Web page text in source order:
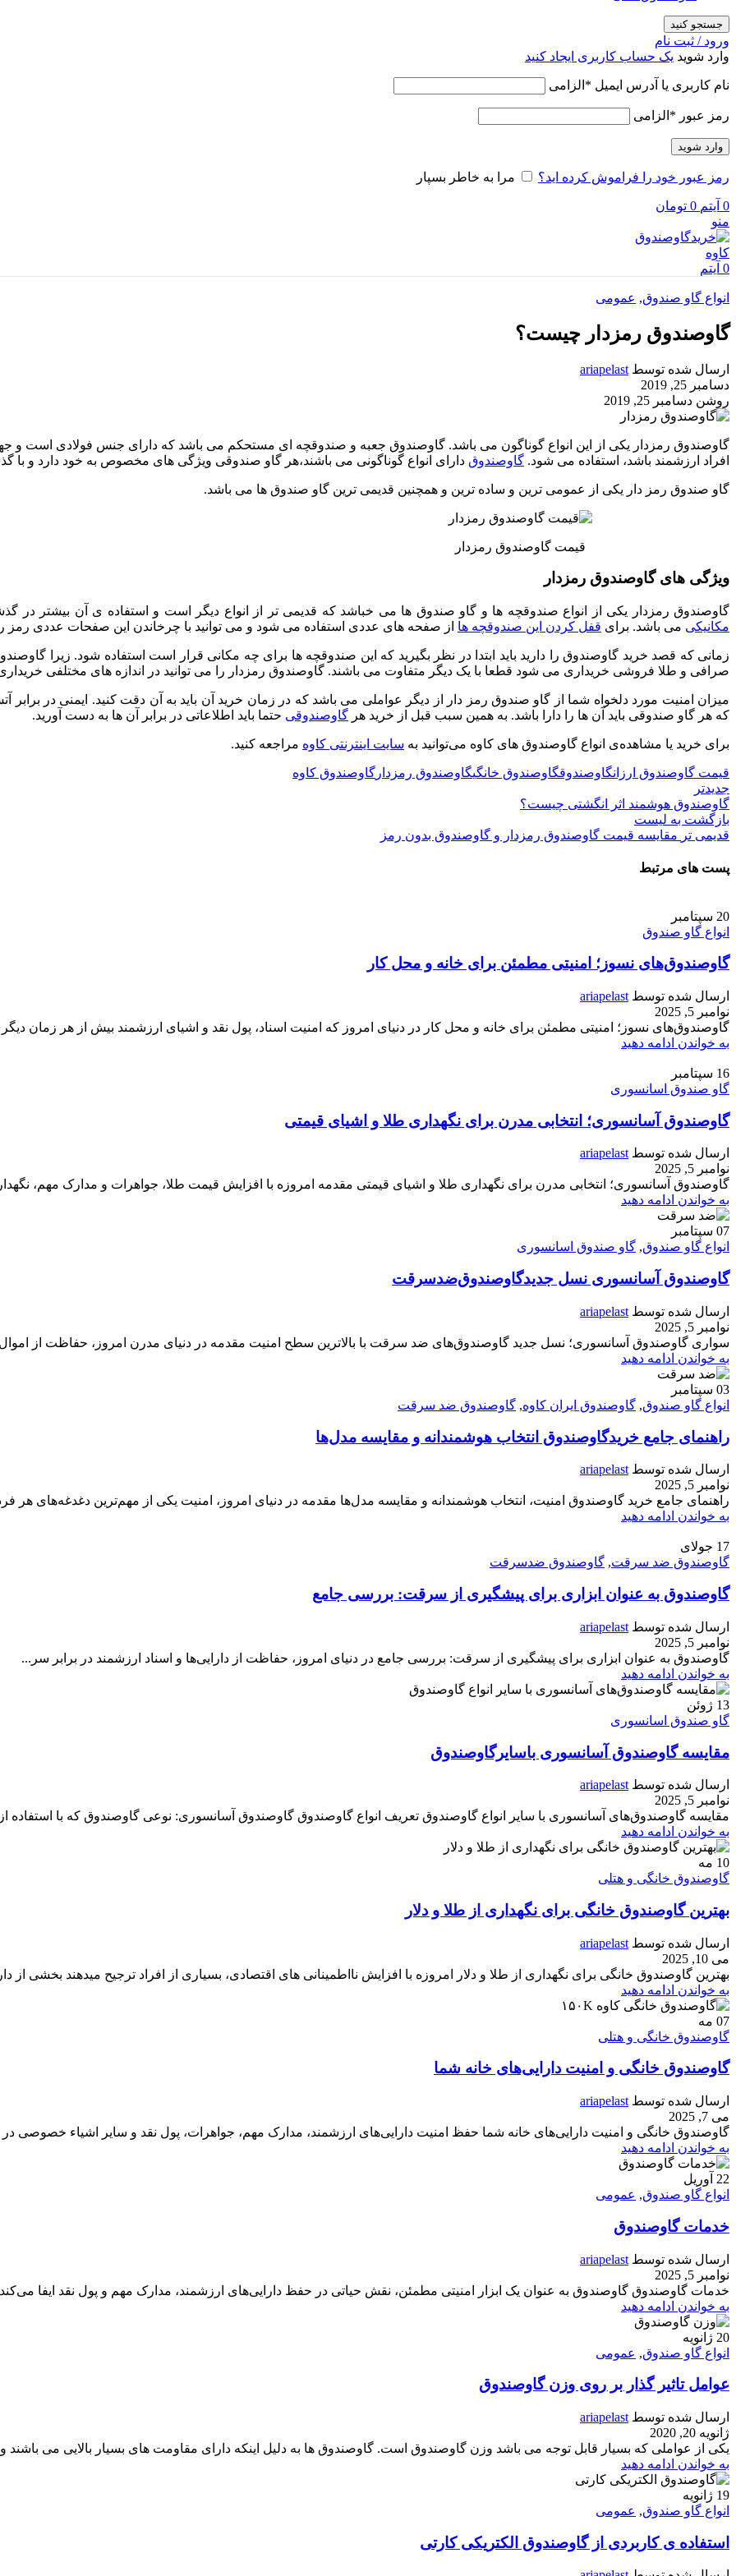
جستجو کنید
ورود / ثبت نام
وارد شوید یک حساب کاربری ایجاد کنید
نام کاربری یا آدرس ایمیل * الزامی
رمز عبور * الزامی
وارد شوید
رمز عبور خود را فراموش کرده اید؟ مرا به خاطر بسپار
0 آیتم 0 تومان
منو
0 آیتم
انواع گاو صندوق, عمومی
گاوصندوق رمزدار چیست؟
ارسال شده توسط ariapelast
دسامبر 25, 2019
روشن دسامبر 25, 2019
گاوصندوق رمزدار یکی از این انواع گوناگون می باشد. گاوصندوق جعبه و صندوقچه ای مستحکم می باشد که دارای جنس فولادی است و
افراد ارزشمند باشد، استفاده می شود. گاوصندوق دارای انواع گوناگونی می باشند،هر گاو صندوقی ویژگی های مخصوص به خود دارد و با
گاو صندوق رمز دار یکی از عمومی ترین و ساده ترین و همچنین قدیمی ترین گاو صندوق ها می باشد.
قیمت گاوصندوق رمزدار
ویژگی های گاوصندوق رمزدار
گاوصندوق رمزدار یکی از انواع صندوقچه ها و گاو صندوق ها می خباشد که قدیمی تر از انواع دیگر است و استفاده ی آن بیشتر
مکانیکی می باشد. برای قفل کردن این صندوقچه ها از صفحه های عددی استفاده می شود و می توانید با چرخاندن این صفحات عددی رمز را
زمانی که قصد خرید گاوصندوق را دارید باید ابتدا در نظر بگیرید که این صندوقچه ها برای چه مکانی قرار است استفاده شود. زیرا
صرافی و طلا فروشی خریداری می شود قطعا با یک دیگر متفاوت می باشند. گاوصندوق رمزدار را می توانید در اندازه های مختلفی
میزان امنیت مورد دلخواه شما از گاو صندوق رمز دار از دیگر عواملی می باشد که در زمان خرید آن باید به آن دقت کنید. ایمنی در
که هر گاو صندوقی باید آن ها را دارا باشد. به همین سبب قبل از خرید هر گاوصندوقی حتما باید اطلاعاتی در برابر آن ها به دست آورید.
برای خرید یا مشاهده‌ی انواع گاوصندوق های کاوه می‌توانید به سایت اینترنتی کاوه مراجعه کنید.
قیمت گاوصندوق ارزانگاوصندوقگاوصندوق خانگیگاوصندوق رمزدار گاوصندوق کاوه
جدیدتر
گاوصندوق هوشمند اثر انگشتی چیست؟
بازگشت به لیست
قدیمی تر مقایسه قیمت گاوصندوق رمزدار و گاوصندوق بدون رمز
پست های مرتبط
20 سپتامبر
انواع گاو صندوق
گاوصندوق‌های نسوز؛ امنیتی مطمئن برای خانه و محل کار
ارسال شده توسط ariapelast
نوامبر 5, 2025
گاوصندوق‌های نسوز؛ امنیتی مطمئن برای خانه و محل کار در دنیای امروز که امنیت اسناد، پول نقد و اشیای ارزشمند بیش از هر زمان
به خواندن ادامه دهید
16 سپتامبر
گاو صندوق اسانسوری
گاوصندوق آسانسوری؛ انتخابی مدرن برای نگهداری طلا و اشیای قیمتی
ارسال شده توسط ariapelast
نوامبر 5, 2025
گاوصندوق آسانسوری؛ انتخابی مدرن برای نگهداری طلا و اشیای قیمتی مقدمه امروزه با افزایش قیمت طلا، جواهرات و مدارک مهم،
به خواندن ادامه دهید
07 سپتامبر
انواع گاو صندوق, گاو صندوق اسانسوری
گاوصندوق آسانسوری نسل جدیدگاوصندوق‌ضدسرقت
ارسال شده توسط ariapelast
نوامبر 5, 2025
سواری گاوصندوق آسانسوری؛ نسل جدید گاوصندوق‌های ضد سرقت با بالاترین سطح امنیت مقدمه در دنیای مدرن امروز، حفاظت از
به خواندن ادامه دهید
03 سپتامبر
انواع گاو صندوق, گاوصندوق ایران کاوه, گاوصندوق ضد سرقت
راهنمای جامع خریدگاوصندوق انتخاب هوشمندانه و مقایسه مدل‌ها
ارسال شده توسط ariapelast
نوامبر 5, 2025
راهنمای جامع خرید گاوصندوق امنیت، انتخاب هوشمندانه و مقایسه مدل‌ها مقدمه در دنیای امروز، امنیت یکی از مهم‌ترین دغدغه‌های هر
به خواندن ادامه دهید
17 جولای
گاوصندوق ضد سرقت, گاوصندوق ضدسرقت
گاوصندوق به عنوان ابزاری برای پیشگیری از سرقت: بررسی جامع
ارسال شده توسط ariapelast
نوامبر 5, 2025
گاوصندوق به عنوان ابزاری برای پیشگیری از سرقت: بررسی جامع در دنیای امروز، حفاظت از دارایی‌ها و اسناد ارزشمند در برابر سر...
به خواندن ادامه دهید
13 ژوئن
گاو صندوق اسانسوری
مقایسه گاوصندوق‌ آسانسوری باسایرگاوصندوق
ارسال شده توسط ariapelast
نوامبر 5, 2025
مقایسه گاوصندوق‌های آسانسوری با سایر انواع گاوصندوق تعریف انواع گاوصندوق گاوصندوق آسانسوری: نوعی گاوصندوق که با استفاده
به خواندن ادامه دهید
10 مه
گاوصندوق خانگی و هتلی
بهترین گاوصندوق خانگی برای نگهداری از طلا و دلار
ارسال شده توسط ariapelast
می 10, 2025
بهترین گاوصندوق خانگی برای نگهداری از طلا و دلار امروزه با افزایش نااطمینانی های اقتصادی، بسیاری از افراد ترجیح میدهند بخشی از
به خواندن ادامه دهید
07 مه
گاوصندوق خانگی و هتلی
گاوصندوق خانگی و امنیت دارایی‌های خانه شما
ارسال شده توسط ariapelast
می 7, 2025
گاوصندوق خانگی و امنیت دارایی‌های خانه شما حفظ امنیت دارایی‌های ارزشمند، مدارک مهم، جواهرات، پول نقد و سایر اشیاء خصوصی
به خواندن ادامه دهید
22 آوریل
انواع گاو صندوق, عمومی
خدمات گاوصندوق
ارسال شده توسط ariapelast
نوامبر 5, 2025
خدمات گاوصندوق گاوصندوق به عنوان یک ابزار امنیتی مطمئن، نقش حیاتی در حفظ دارایی‌های ارزشمند، مدارک مهم و پول نقد ایفا
به خواندن ادامه دهید
20 ژانویه
انواع گاو صندوق, عمومی
عوامل تاثیر گذار بر روی وزن گاوصندوق
ارسال شده توسط ariapelast
ژانویه 20, 2020
یکی از عواملی که بسیار قابل توجه می باشد وزن گاوصندوق است. گاوصندوق ها به دلیل اینکه دارای مقاومت های بسیار بالایی می باشند
به خواندن ادامه دهید
19 ژانویه
انواع گاو صندوق, عمومی
استفاده ی کاربردی از گاوصندوق الکتریکی کارتی